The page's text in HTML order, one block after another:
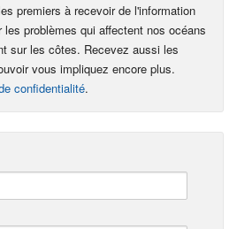
premiers à recevoir de l'information
problèmes qui affectent nos océans
sur les côtes. Recevez aussi les
vous impliquez encore plus.
confidentialité.